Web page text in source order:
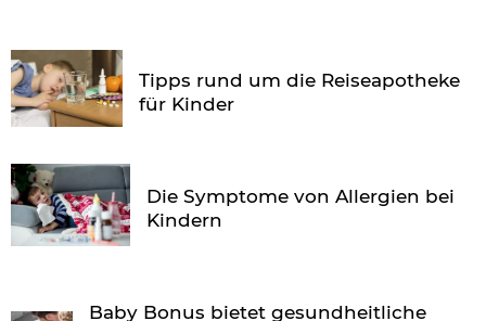
Tipps rund um die Reiseapotheke
für Kinder
Die Symptome von Allergien bei
Kindern
Baby Bonus bietet gesundheitliche